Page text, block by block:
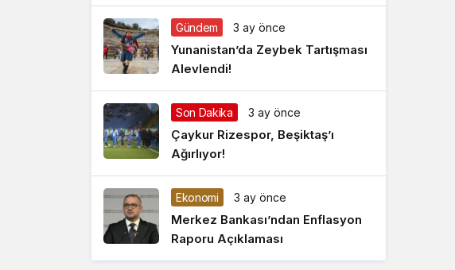
Sistem Modu
Sistem modunu seçin.
Gündem 3 ay önce
Yunanistan’da Zeybek Tartışması
Alevlendi!
Son Dakika 3 ay önce
Çaykur Rizespor, Beşiktaş’ı
Ağırlıyor!
Ekonomi 3 ay önce
Merkez Bankası’ndan Enflasyon
Raporu Açıklaması